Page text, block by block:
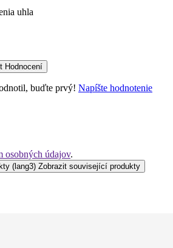
uhla
Hodnocení
buďte prvý! Napíšte hodnotenie
osobných údajov.
(lang3) Zobrazit související produkty